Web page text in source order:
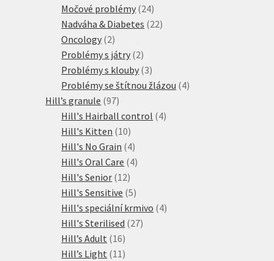
produktů
Močové problémy 2424
produktů
Nadváha & Diabetes 2222
Oncology 22
produkty
Problémy s játry 22
produkty
Problémy s klouby 33
produkty
Problémy se štítnou žlázou 44
Hill’s granule 9797
produktů
Hill's Hairball control 44
Hill's Kitten 1010
produktů
Hill's No Grain 44
produkty
Hill's Oral Care 44
Hill's Senior 1212
produktů
Hill's Sensitive 55
produktů
Hill's speciální krmivo 44
Hill's Sterilised 2727
Hill’s Adult 1616
produktů
Hill’s Light 11 11